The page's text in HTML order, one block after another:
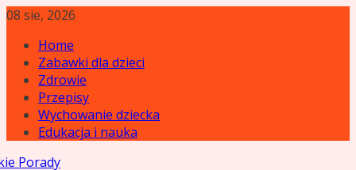
Skip
content
08 sie, 2026
Home
Zabawki dla dzieci
Zdrowie
Przepisy
Wychowanie dziecka
Edukacja i nauka